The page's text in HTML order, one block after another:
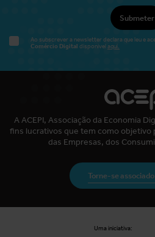
Submeter
Ao subscrever a newsletter declara que leu e
Comércio Digital disponível aqui.
A ACEPI, Associação da Economia
fins lucrativos que tem como
das Empresas, dos
Torne-se associado
Uma iniciativa: